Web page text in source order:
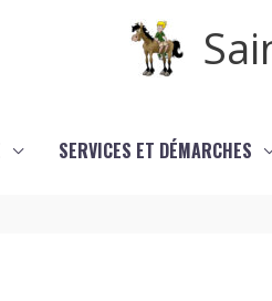
SERVICES ET DÉMARCHES